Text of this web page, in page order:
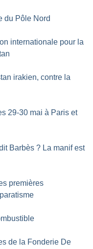
du Pôle Nord
internationale pour la
irakien, contre la
29-30 mai à Paris et
Barbès ? La manif est
premières
de la Fonderie De